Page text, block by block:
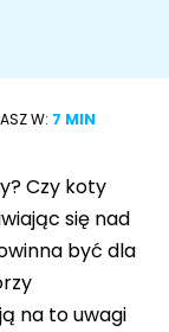
W: 7 MIN
Czy koty
się nad
być dla
na to uwagi